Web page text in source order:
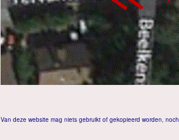
Van deze website mag niets gebruikt of gekopieerd worden,